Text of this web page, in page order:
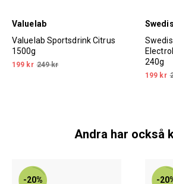
Valuelab
Valuelab Sportsdrink Citrus
1500g
199 kr 249 kr
240g
199 kr
Andra har också
-20% -